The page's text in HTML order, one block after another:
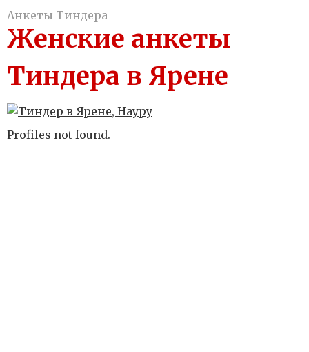
Анкеты Тиндера
Женские анкеты
Тиндера в Ярене
Profiles not found.